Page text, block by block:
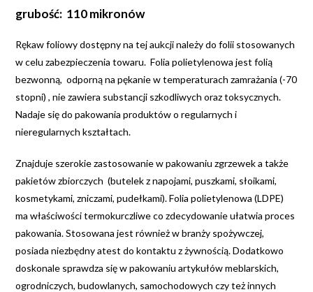
grubość: 110 mikronów
Rękaw foliowy dostępny na tej aukcji należy do folii stosowanych
w celu zabezpieczenia towaru. Folia polietylenowa jest folią
bezwonną, odporną na pękanie w temperaturach zamrażania (-70
stopni) , nie zawiera substancji szkodliwych oraz toksycznych.
Nadaje się do pakowania produktów o regularnych i
nieregularnych kształtach.
Znajduje szerokie zastosowanie w pakowaniu zgrzewek a także
pakietów zbiorczych (butelek z napojami, puszkami, słoikami,
kosmetykami, zniczami, pudełkami). Folia polietylenowa (LDPE)
ma właściwości termokurczliwe co zdecydowanie ułatwia proces
pakowania. Stosowana jest również w branży spożywczej,
posiada niezbędny atest do kontaktu z żywnością. Dodatkowo
doskonale sprawdza się w pakowaniu artykułów meblarskich,
ogrodniczych, budowlanych, samochodowych czy też innych